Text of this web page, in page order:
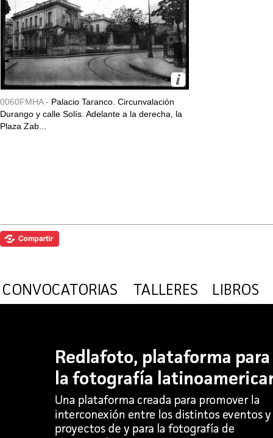
0060FMHA - Palacio Taranco. Circunvalación
Durango y calle Solís. Adelante a la derecha, la
Plaza Zab...